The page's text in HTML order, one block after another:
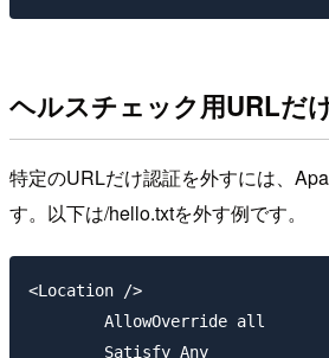
ヘルスチェック用URLだ
特定のURLだけ認証を外すには、
す。以下は/hello.txtを外す例です。
<Location />
        AllowOverride all
        Satisfy Any